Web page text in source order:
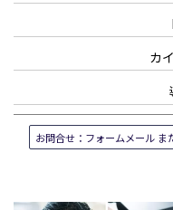
カ
お問合せ：フォームメール ま